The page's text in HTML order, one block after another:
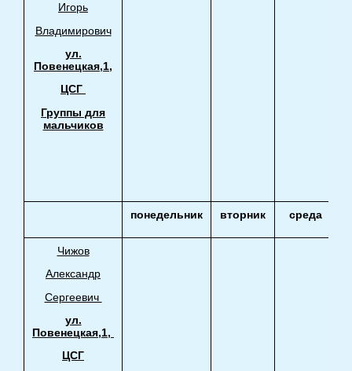
Игорь
Владимирович
ул.
Повенецкая,1,
ЦСГ
Группы для
мальчиков
понедельник вторник среда
Чижов
Александр
Сергеевич
ул.
Повенецкая,1,
ЦСГ